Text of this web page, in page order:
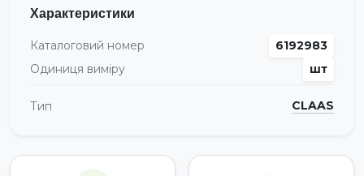
Характеристики
Каталоговий номер
6192983
Одиниця виміру
шт
Тип CLAAS